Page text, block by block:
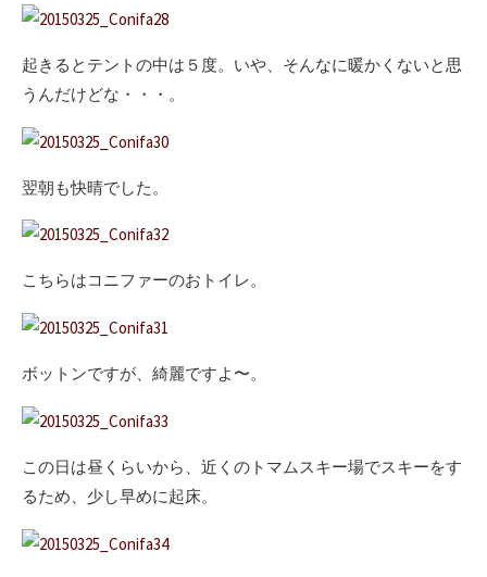
起きるとテントの中は５度。いや、そんなに暖かくないと思
うんだけどな・・・。
翌朝も快晴でした。
こちらはコニファーのおトイレ。
ボットンですが、綺麗ですよ〜。
この日は昼くらいから、近くのトマムスキー場でスキーをす
るため、少し早めに起床。